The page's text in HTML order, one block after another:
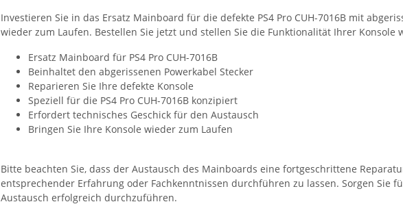
Investieren Sie in das Ersatz Mainboard für die defekte PS4 Pro CUH-7016B mit
wieder zum Laufen. Bestellen Sie jetzt und stellen Sie die Funktionalität Ihrer Konsole
Ersatz Mainboard für PS4 Pro CUH-7016B
Beinhaltet den abgerissenen Powerkabel Stecker
Reparieren Sie Ihre defekte Konsole
Speziell für die PS4 Pro CUH-7016B konzipiert
Erfordert technisches Geschick für den Austausch
Bringen Sie Ihre Konsole wieder zum Laufen
Bitte beachten Sie, dass der Austausch des Mainboards eine fortgeschrittene
entsprechender Erfahrung oder Fachkenntnissen durchführen zu lassen. Sorgen Sie
Austausch erfolgreich durchzuführen.